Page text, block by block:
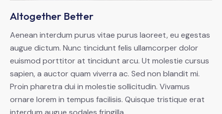
Altogether Better
Aenean interdum purus vitae purus laoreet, eu egestas
augue dictum. Nunc tincidunt felis ullamcorper dolor
euismod porttitor at tincidunt arcu. Ut molestie cursus
sapien, a auctor quam viverra ac. Sed non blandit mi.
Proin pharetra dui in molestie sollicitudin. Vivamus
ornare lorem in tempus facilisis. Quisque tristique erat